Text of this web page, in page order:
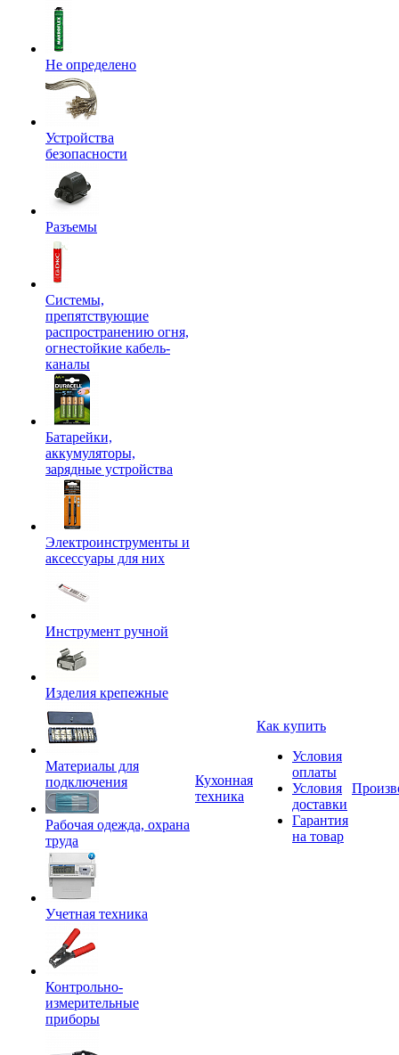
Не определено
Устройства
безопасности
Разъемы
Системы,
препятствующие
распространению огня,
огнестойкие кабель-
каналы
Батарейки,
аккумуляторы,
зарядные устройства
Электроинструменты и
аксессуары для них
Инструмент ручной
Изделия крепежные
Материалы для
подключения
Рабочая одежда, охрана
труда
Учетная техника
Контрольно-
измерительные
приборы
Кухонная
техника
Как купить
Условия
оплаты
Условия
доставки
Гарантия
на товар